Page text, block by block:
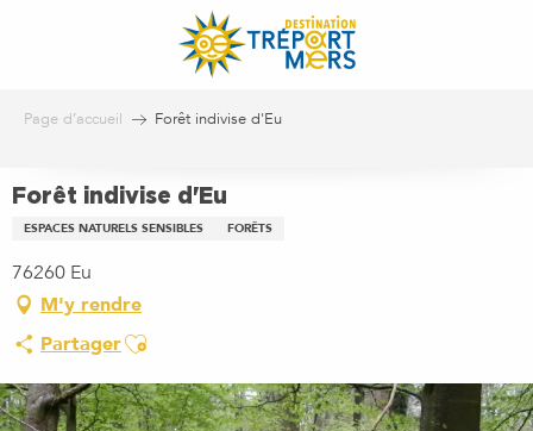
Page d’accueil Forêt indivise d'Eu
Forêt indivise d'Eu
ESPACES NATURELS SENSIBLES FORÊTS
76260 Eu
M'y rendre
PartagerAjouter aux favoris